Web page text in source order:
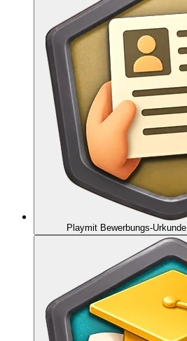
Playmit Bewerbungs-Urkunde